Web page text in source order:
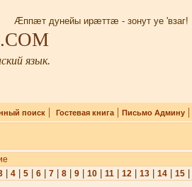
Æппæт дунейы ирæттæ - зонут уе 'взаг!
язык.
поиск| Гостевая книга| Письмо Админу|
| 4| 5| 6| 7| 8| 9| 10| 11| 12| 13| 14| 15|